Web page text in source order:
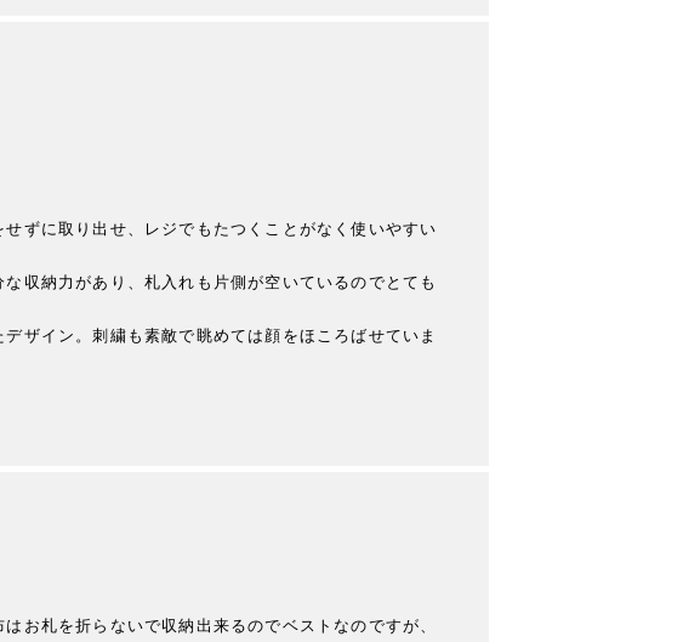
ずに取り出せ、レジでもたつくことがなく使いやすい
収納力があり、札入れも片側が空いているのでとても
ザイン。刺繍も素敵で眺めては顔をほころばせていま
お札を折らないで収納出来るのでベストなのですが、